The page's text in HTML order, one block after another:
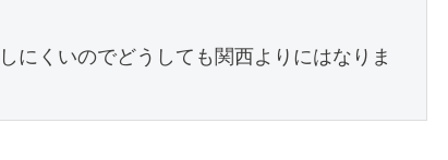
にくいのでどうしても関西よりにはなりま